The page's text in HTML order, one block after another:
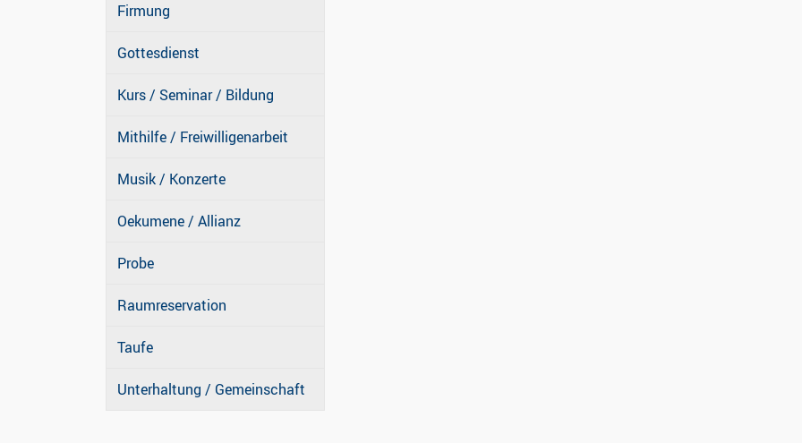
Firmung
Gottesdienst
Kurs / Seminar / Bildung
Mithilfe / Freiwilligenarbeit
Musik / Konzerte
Oekumene / Allianz
Probe
Raumreservation
Taufe
Unterhaltung / Gemeinschaft